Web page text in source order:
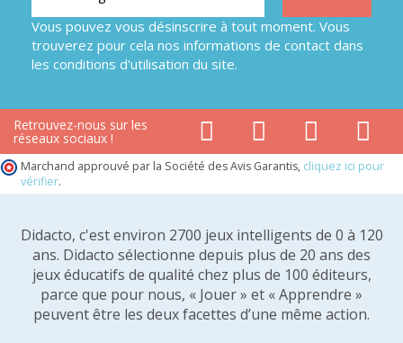
Vous pouvez vous désinscrire à tout moment. Vous
trouverez pour cela nos informations de contact dans
les conditions d'utilisation du site.
Retrouvez-nous sur les
réseaux sociaux !
Marchand approuvé par la Société des Avis Garantis, cliquez ici pour
vérifier.
Didacto, c'est environ 2700 jeux intelligents de 0 à 120
ans. Didacto sélectionne depuis plus de 20 ans des
jeux éducatifs de qualité chez plus de 100 éditeurs,
parce que pour nous, « Jouer » et « Apprendre »
peuvent être les deux facettes d’une même action.